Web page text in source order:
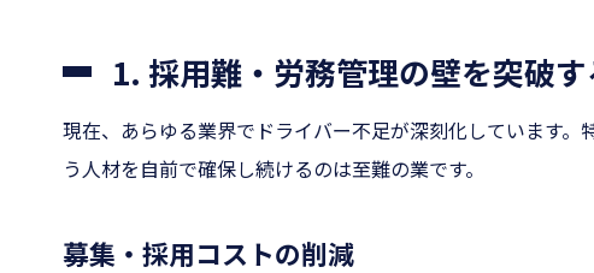
1. 採用難・労務管理の壁を突破す
現在、あらゆる業界でドライバー不足が深刻化しています
う人材を自前で確保し続けるのは至難の業です。
募集・採用コストの削減